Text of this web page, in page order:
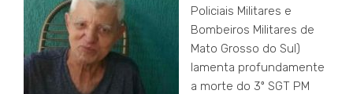
Policiais Militares e
Bombeiros Militares de
Mato Grosso do Sul)
lamenta profundamente
a morte do 3º SGT PM